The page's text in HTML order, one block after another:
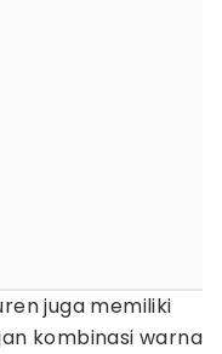
juga memiliki
kombinasi warna